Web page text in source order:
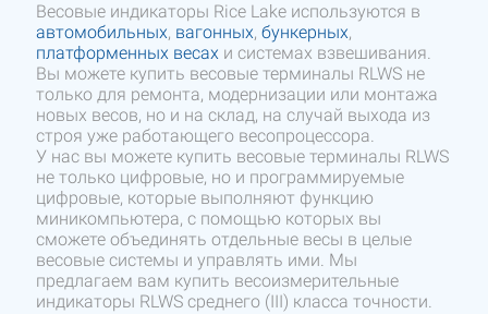
Весовые индикаторы Rice Lake используются в
автомобильных, вагонных,бункерных,
платформенных весах и системах взвешивания.
Вы можете купить весовые терминалы RLWS не
только для ремонта, модернизации или монтажа
новых весов, но и на склад, на случай выхода из
строя уже работающего весопроцессора.
У нас вы можете купить весовые терминалы RLWS
не только цифровые, но и программируемые
цифровые, которые выполняют функцию
миникомпьютера, с помощью которых вы
сможете объединять отдельные весы в целые
весовые системы и управлять ими. Мы
предлагаем вам купить весоизмерительные
индикаторы RLWS среднего (III) класса точности.